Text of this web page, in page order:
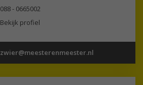
088 - 0665002
Bekijk profiel
zwier@meesterenmeester.nl